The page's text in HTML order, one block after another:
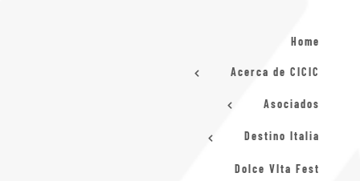
Home
Acerca de CICIC
Asociados
Destino Italia
Dolce VIta Fest